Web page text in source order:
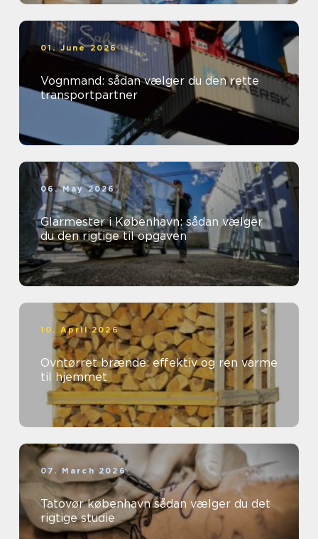
01. June 2026
Vognmand: sådan vælger du den rette
transportpartner
06. May 2026
Glarmester i København: sådan vælger
du den rigtige til opgaven
10. April 2026
Ovntørret brænde: effektiv og ren varme
til hjemmet
07. March 2026
Tatovør københavn sådan vælger du det
rigtige studie